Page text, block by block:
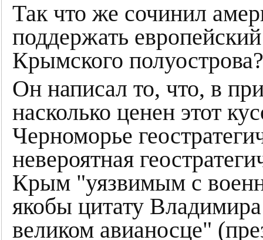
Так что же сочинил
поддержать
Крымского полуострова?
Он написал то, что, в
насколько ценен этот
Черноморье
невероятная
Крым "уязвимым с
якобы цитату
великом авианосце"